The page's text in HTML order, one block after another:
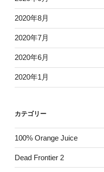
2020年8月
2020年7月
2020年6月
2020年1月
カテゴリー
100% Orange Juice
Dead Frontier 2